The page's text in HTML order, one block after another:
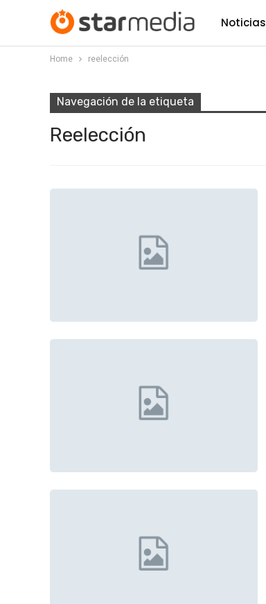
Noticias
Home reelección
Navegación de la etiqueta
Reelección